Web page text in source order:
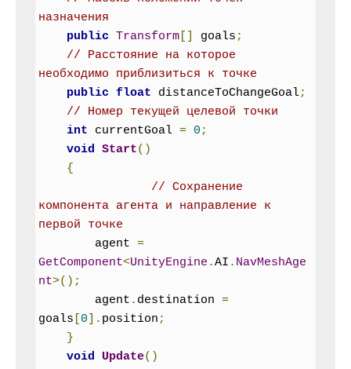
назначения
public Transform goals ;
// Расстояние на которое
необходимо приблизиться к точке
public float distanceToChangeGoal;
// Номер текущей целевой точки
int currentGoal = 0 ;
void Start()
{
// Сохранение
компонента агента и направление к
первой точке
        agent
=
GetComponent<UnityEngine .AI . NavMeshAge
nt>();
        agent
. destination =
goals
0 ]. position ;
}
void
Update()